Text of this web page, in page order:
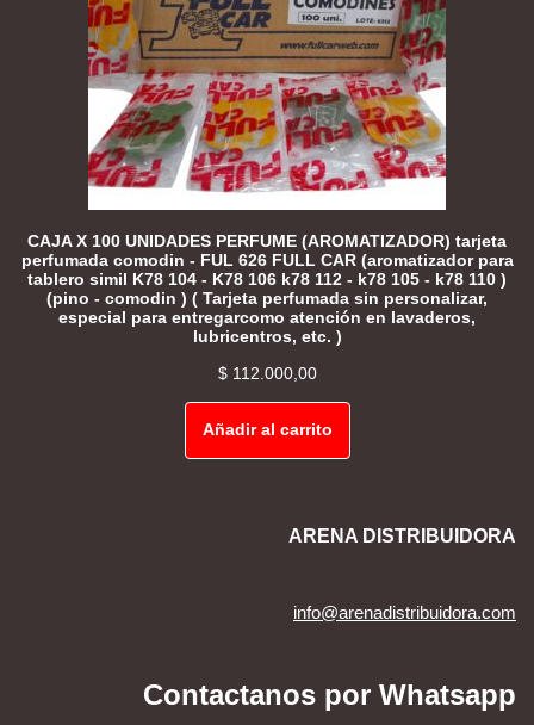
CAJA X 100 UNIDADES PERFUME (AROMATIZADOR) tarjeta
perfumada comodin - FUL 626 FULL CAR (aromatizador para
tablero simil K78 104 - K78 106 k78 112 - k78 105 - k78 110 )
(pino - comodin ) ( Tarjeta perfumada sin personalizar,
especial para entregarcomo atención en lavaderos,
lubricentros, etc. )
$112.000,00
Añadir al carrito
ARENA DISTRIBUIDORA
info@arenadistribuidora.com
Contactanos por Whatsapp